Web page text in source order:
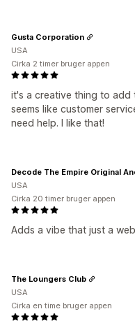
it's a creative thing to add
seems like customer
need help. I like that!
Gusta Corporation
USA
Cirka 2 timer bruger appen
Adds a vibe that just a
Decode The Empire Original
USA
Cirka 20 timer bruger appen
The Loungers Club
USA
Cirka en time bruger appen